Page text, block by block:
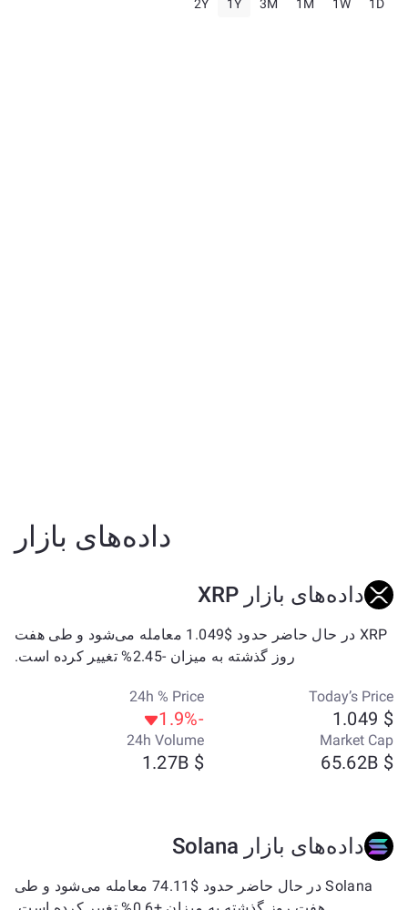
1D
1W
1M
3M
1Y
2Y
داده‌های بازار
داده‌های بازار XRP
XRP در حال حاضر حدود $1.049 معامله می‌شود و طی هفت
روز گذشته به میزان -2.45% تغییر کرده است.
Today’s Price
$ 1.049
24h % Price
-1.9%
Market Cap
$ 65.62B
24h Volume
$ 1.27B
داده‌های بازار Solana
Solana در حال حاضر حدود $74.11 معامله می‌شود و طی